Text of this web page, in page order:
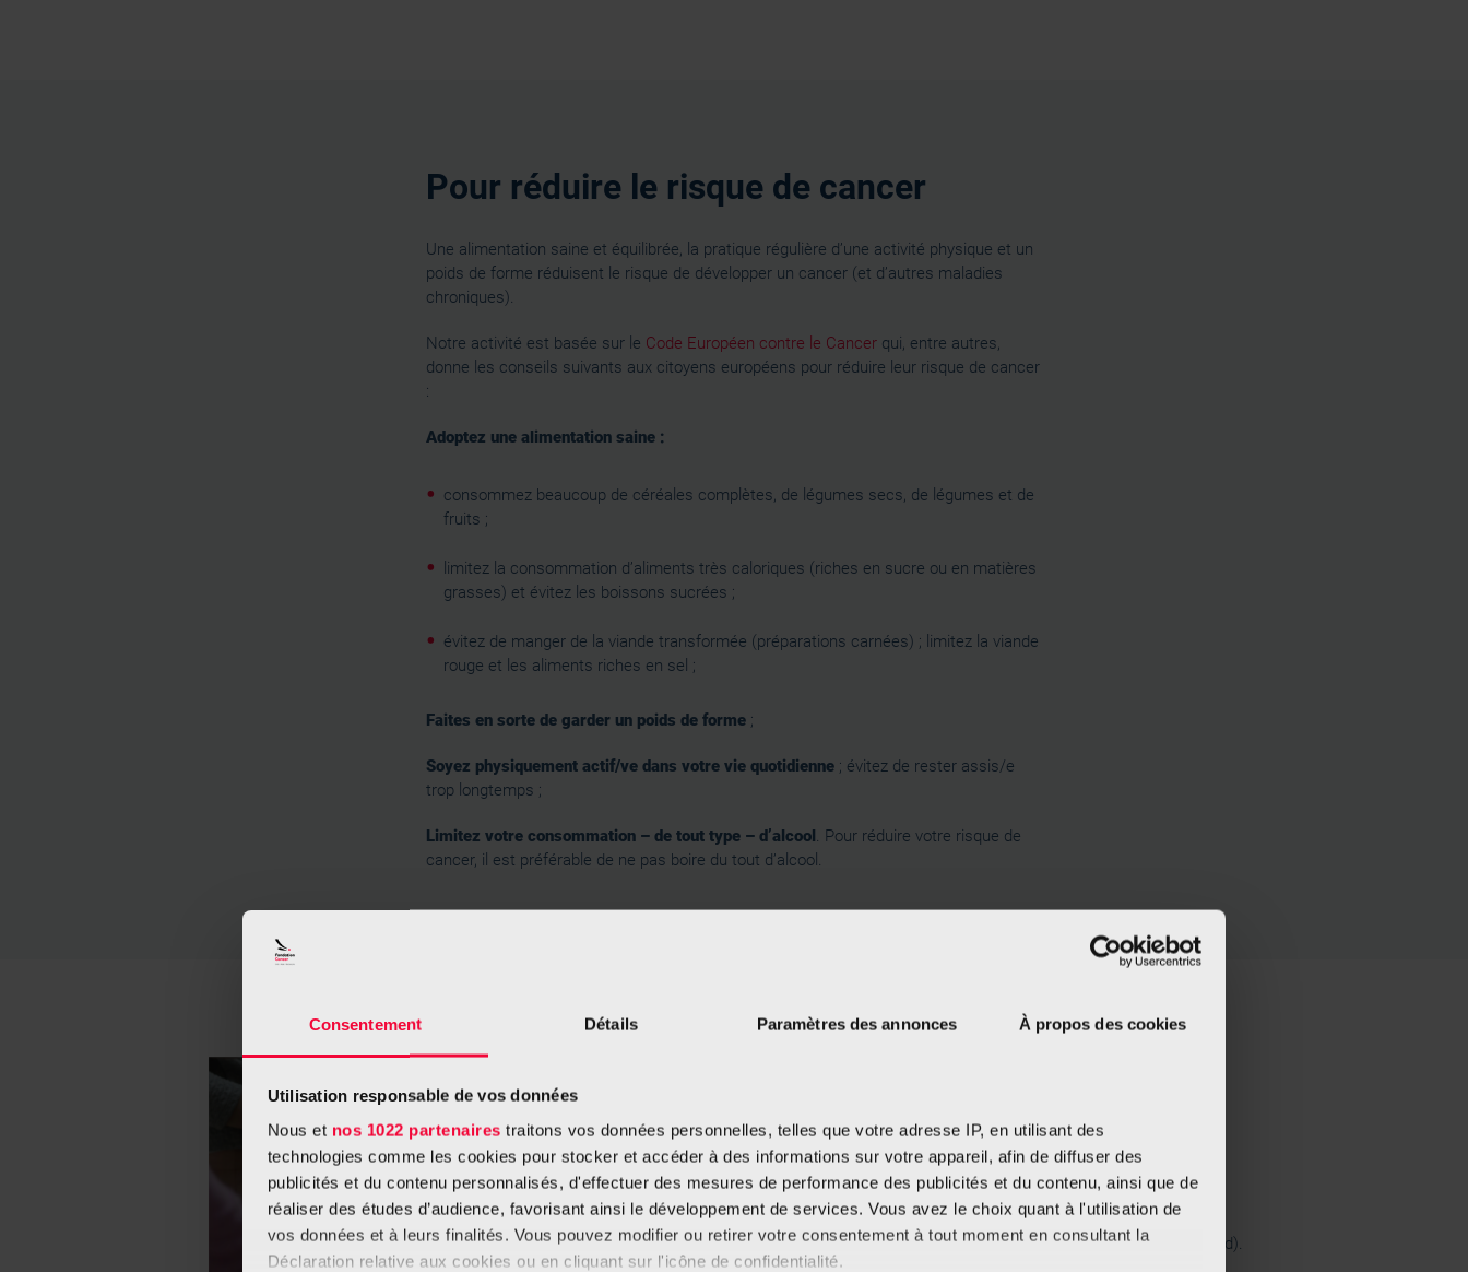
Consentement Détails Paramètres des annonces À propos des cookies
Utilisation responsable de vos données
Nous et nos 1022 partenaires traitons vos données personnelles, telles que votre adresse IP, en utilisant des
technologies comme les cookies pour stocker et accéder à des informations sur votre appareil, afin de diffuser des
publicités et du contenu personnalisés, d'effectuer des mesures de performance des publicités et du contenu, ainsi que de
réaliser des études d’audience, favorisant ainsi le développement de services. Vous avez le choix quant à l'utilisation de
vos données et à leurs finalités. Vous pouvez modifier ou retirer votre consentement à tout moment en consultant la
Déclaration relative aux cookies ou en cliquant sur l'icône de confidentialité.
Pour réduire le risque de cancer
Une alimentation saine et équilibrée, la pratique régulière d’une activité physique et un
poids de forme réduisent le risque de développer un cancer (et d’autres maladies
chroniques).
Notre activité est basée sur le Code Européen contre le Cancerqui, entre autres,
donne les conseils suivants aux citoyens européens pour réduire leur risque de cancer
:
Adoptez une alimentation saine :
consommez beaucoup de céréales complètes, de légumes secs, de légumes et de
fruits ;
limitez la consommation d’aliments très caloriques (riches en sucre ou en matières
grasses) et évitez les boissons sucrées ;
évitez de manger de la viande transformée (préparations carnées) ; limitez la viande
rouge et les aliments riches en sel ;
Faites en sorte de garder un poids de forme ;
Soyez physiquement actif/ve dans votre vie quotidienne; évitez de rester assis/e
trop longtemps ;
Limitez votre consommation – de tout type – d’alcool . Pour réduire votre risque de
cancer, il est préférable de ne pas boire du tout d’alcool.
Food Labse décline en six ateliers interactifs et
ludiques qui sont basés sur le principe
Learning by
doing. Chaque atelier s’accompagne d’une fiche
d’information à emporter (en français et en allemand).